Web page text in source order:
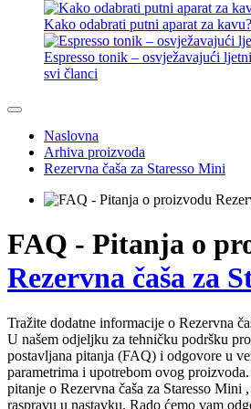
Kako odabrati putni aparat za kavu?
Espresso tonik – osvježavajući
svi članci
Naslovna
Arhiva proizvoda
Rezervna čaša za Staresso Mini
FAQ - Pitanja o
Rezervna čaša za
Tražite dodatne informacije o Rezervna
U našem odjeljku za tehničku podršku
postavljana pitanja (FAQ) i odgovore u
parametrima i upotrebom ovog
pitanje o Rezervna čaša za Staresso Mini
raspravu u nastavku. Rado ćemo vam